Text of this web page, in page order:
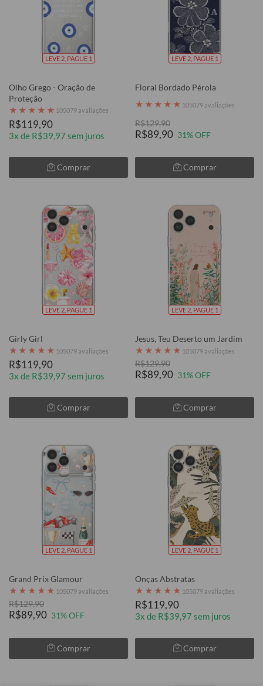
LEVE 2, PAGUE 1
Olho Grego - Oração de
Proteção
★ ★ ★ ★ ★ 105079 avaliações
R$119,90
3x de R$39,97 sem juros
Comprar
LEVE 2, PAGUE 1
Floral Bordado Pérola
★ ★ ★ ★ ★ 105079 avaliações
R$129,90
R$89,90 31% OFF
Comprar
LEVE 2, PAGUE 1
Girly Girl
★ ★ ★ ★ ★ 105079 avaliações
R$119,90
3x de R$39,97 sem juros
Comprar
LEVE 2, PAGUE 1
Jesus, Teu Deserto um Jardim
★ ★ ★ ★ ★ 105079 avaliações
R$129,90
R$89,90 31% OFF
Comprar
LEVE 2, PAGUE 1
Grand Prix Glamour
★ ★ ★ ★ ★ 105079 avaliações
R$129,90
R$89,90 31% OFF
Comprar
LEVE 2, PAGUE 1
Onças Abstratas
★ ★ ★ ★ ★ 105079 avaliações
R$119,90
3x de R$39,97 sem juros
Comprar